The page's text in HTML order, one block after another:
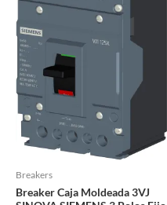
Breakers
Breaker Caja Moldeada 3VJ
Las
se
en
página